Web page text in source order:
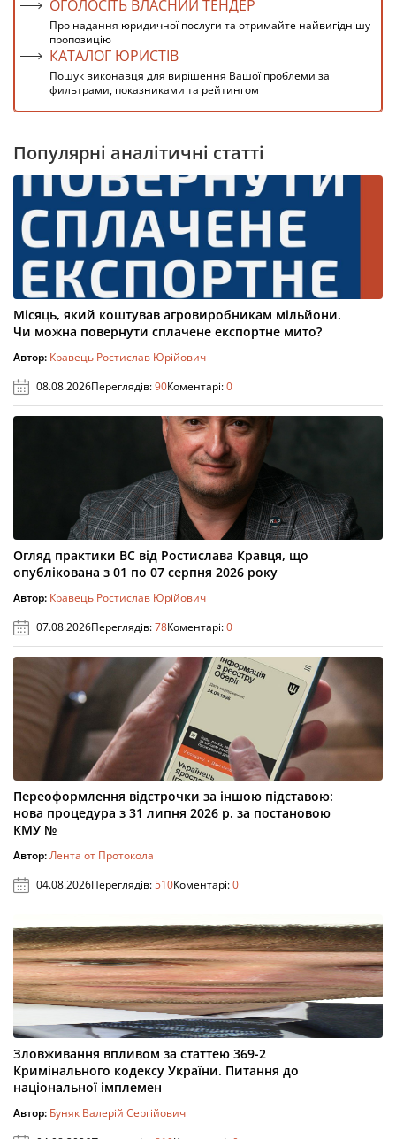
ОГОЛОСІТЬ ВЛАСНИЙ ТЕНДЕР
Про надання юридичної послуги та отримайте найвигіднішу
пропозицію
КАТАЛОГ ЮРИСТІВ
Пошук виконавця для вирішення Вашої проблеми за
фильтрами, показниками та рейтингом
Популярні аналітичні статті
Місяць, який коштував агровиробникам мільйони.
Чи можна повернути сплачене експортне мито?
Автор: Кравець Ростислав Юрійович
08.08.2026Переглядів:90Коментарі:0
Огляд практики ВС від Ростислава Кравця, що
опублікована з 01 по 07 серпня 2026 року
Автор: Кравець Ростислав Юрійович
07.08.2026Переглядів:78Коментарі:0
Переоформлення відстрочки за іншою підставою:
нова процедура з 31 липня 2026 р. за постановою
КМУ №
Автор:Лента от Протокола
04.08.2026Переглядів:510Коментарі:0
Зловживання впливом за статтею 369-2
Кримінального кодексу України. Питання до
національної імплемен
Автор: Буняк Валерій Сергійович